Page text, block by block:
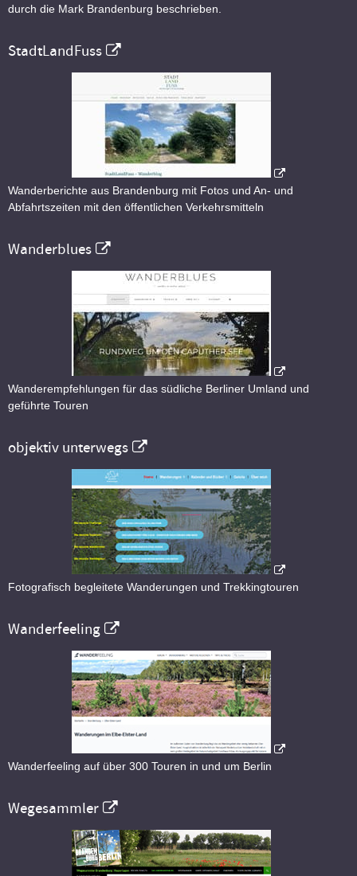
durch die Mark Brandenburg beschrieben.
StadtLandFuss
Wanderberichte aus Brandenburg mit Fotos und An- und
Abfahrtszeiten mit den öffentlichen Verkehrsmitteln
Wanderblues
Wanderempfehlungen für das südliche Berliner Umland und
geführte Touren
objektiv unterwegs
Fotografisch begleitete Wanderungen und Trekkingtouren
Wanderfeeling
Wanderfeeling auf über 300 Touren in und um Berlin
Wegesammler